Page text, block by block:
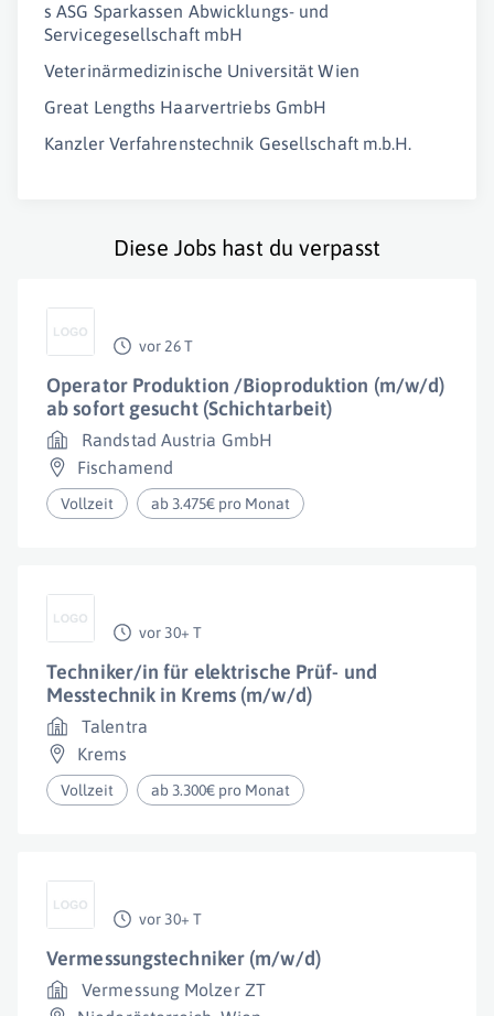
s ASG Sparkassen Abwicklungs- und
Servicegesellschaft mbH
Veterinärmedizinische Universität Wien
Great Lengths Haarvertriebs GmbH
Kanzler Verfahrenstechnik Gesellschaft m.b.H.
Diese Jobs hast du verpasst
vor 26 T
Operator Produktion /Bioproduktion (m/w/d)
ab sofort gesucht (Schichtarbeit)
Randstad Austria GmbH
Fischamend
Vollzeit ab 3.475€ pro Monat
vor 30+ T
Techniker/in für elektrische Prüf- und
Messtechnik in Krems (m/w/d)
Talentra
Krems
Vollzeit ab 3.300€ pro Monat
vor 30+ T
Vermessungstechniker (m/w/d)
Vermessung Molzer ZT